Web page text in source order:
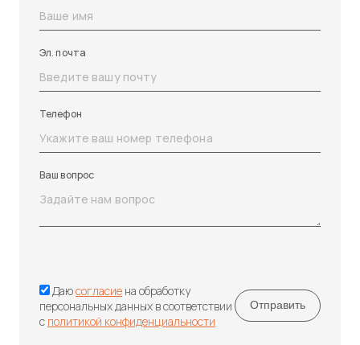
Эл. почта
Телефон
Ваш вопрос
Даюсогласие на обработку
персональных данных в соответствии
с политикой конфиденциальности